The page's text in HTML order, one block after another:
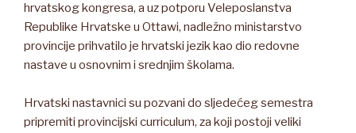
hrvatskog kongresa, a uz potporu Veleposlanstva
Republike Hrvatske u Ottawi, nadležno ministarstvo
provincije prihvatilo je hrvatski jezik kao dio redovne
nastave u osnovnim i srednjim školama.
Hrvatski nastavnici su pozvani do sljedećeg semestra
pripremiti provincijski curriculum, za koji postoji veliki